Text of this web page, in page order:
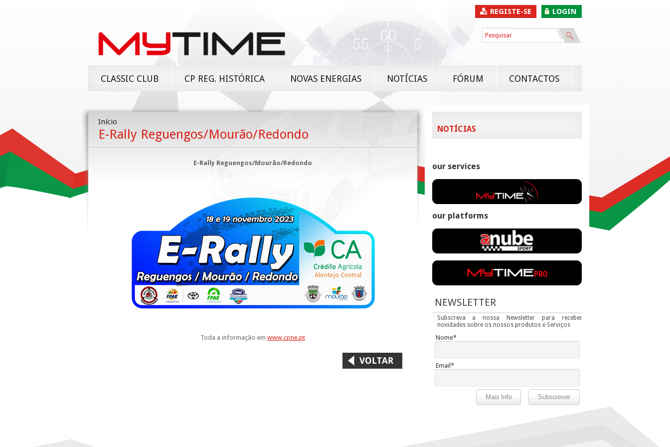
LOGIN
REGISTE-SE
CLASSIC CLUB CP REG. HISTÓRICA NOVAS ENERGIAS NOTÍCIAS FÓRUM CONTACTOS
Início
E-Rally Reguengos/Mourão/Redondo
E-Rally Reguengos/Mourão/Redondo
Toda a informação em www.cpne.pt
NOTÍCIAS
our services
our platforms
NEWSLETTER
Subscreva a nossa Newsletter para receber
novidades sobre os nossos produtos e Serviços
Nome*
Email*